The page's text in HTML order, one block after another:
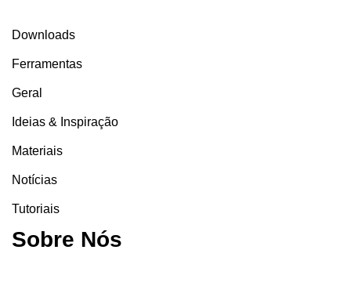
Downloads
Ferramentas
Geral
Ideias & Inspiração
Materiais
Notícias
Tutoriais
Sobre Nós